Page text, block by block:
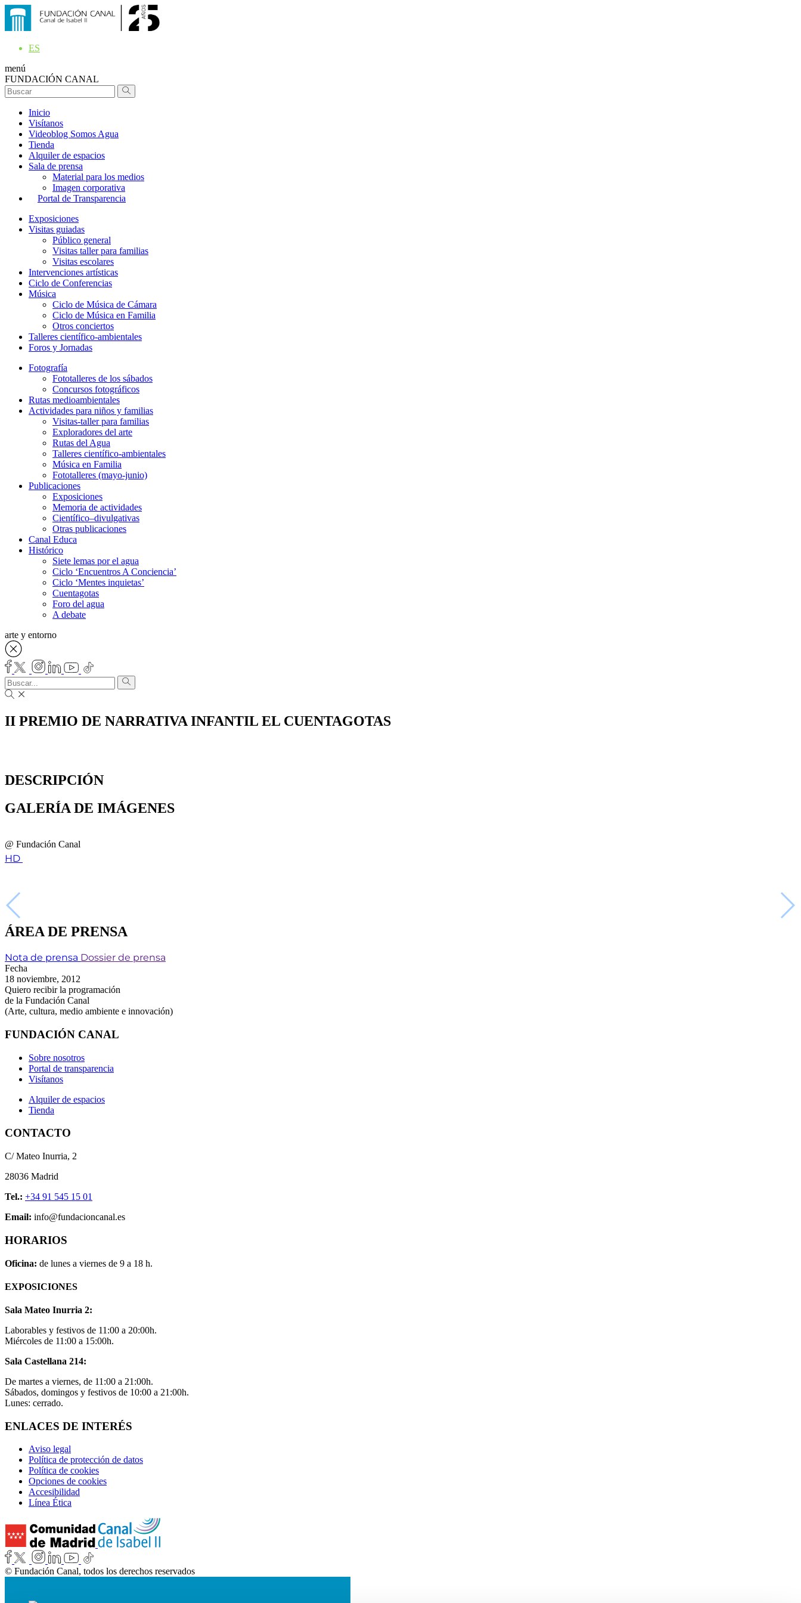
ES
menú
FUNDACIÓN CANAL
Inicio
Visítanos
Videoblog Somos Agua
Tienda
Alquiler de espacios
Sala de prensa
Material para los medios
Imagen corporativa
Portal de Transparencia
Exposiciones
Visitas guiadas
Público general
Visitas taller para familias
Visitas escolares
Intervenciones artísticas
Ciclo de Conferencias
Música
Ciclo de Música de Cámara
Ciclo de Música en Familia
Otros conciertos
Talleres científico-ambientales
Foros y Jornadas
Fotografía
Fototalleres de los sábados
Concursos fotográficos
Rutas medioambientales
Actividades para niños y familias
Visitas-taller para familias
Exploradores del arte
Rutas del Agua
Talleres científico-ambientales
Música en Familia
Fototalleres (mayo-junio)
Publicaciones
Exposiciones
Memoria de actividades
Científico–divulgativas
Otras publicaciones
Canal Educa
Histórico
Siete lemas por el agua
Ciclo ‘Encuentros A Conciencia’
Ciclo ‘Mentes inquietas’
Cuentagotas
Foro del agua
A debate
arte y entorno
II PREMIO DE NARRATIVA INFANTIL EL CUENTAGOTAS
DESCRIPCIÓN
GALERÍA DE IMÁGENES
@ Fundación Canal
HD
ÁREA DE PRENSA
Nota de prensa Dossier de prensa
Fecha
18 noviembre, 2012
Quiero recibir la programación
de la Fundación Canal
(Arte, cultura, medio ambiente e innovación)
FUNDACIÓN CANAL
Sobre nosotros
Portal de transparencia
Visítanos
Alquiler de espacios
Tienda
CONTACTO
C/ Mateo Inurria, 2
28036 Madrid
Tel.: +34 91 545 15 01
Email: info@fundacioncanal.es
HORARIOS
Oficina: de lunes a viernes de 9 a 18 h.
EXPOSICIONES
Sala Mateo Inurria 2:
Laborables y festivos de 11:00 a 20:00h.
Miércoles de 11:00 a 15:00h.
Sala Castellana 214:
De martes a viernes, de 11:00 a 21:00h.
Sábados, domingos y festivos de 10:00 a 21:00h.
Lunes: cerrado.
ENLACES DE INTERÉS
Aviso legal
Política de protección de datos
Política de cookies
Opciones de cookies
Accesibilidad
Línea Ética
© Fundación Canal, todos los derechos reservados